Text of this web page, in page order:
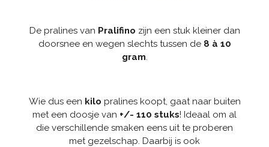
De pralines van Pralifino zijn een stuk kleiner dan
doorsnee en wegen slechts tussen de 8 à 10
gram.
Wie dus een kilo pralines koopt, gaat naar buiten
met een doosje van +/- 110 stuks! Ideaal om al
die verschillende smaken eens uit te proberen
met gezelschap. Daarbij is ook